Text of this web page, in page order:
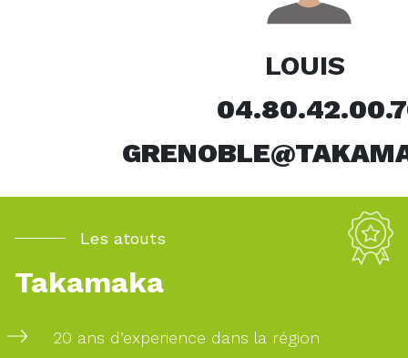
LOUIS
Les atouts
Takamaka
20 ans d’experience dans la région
Pour